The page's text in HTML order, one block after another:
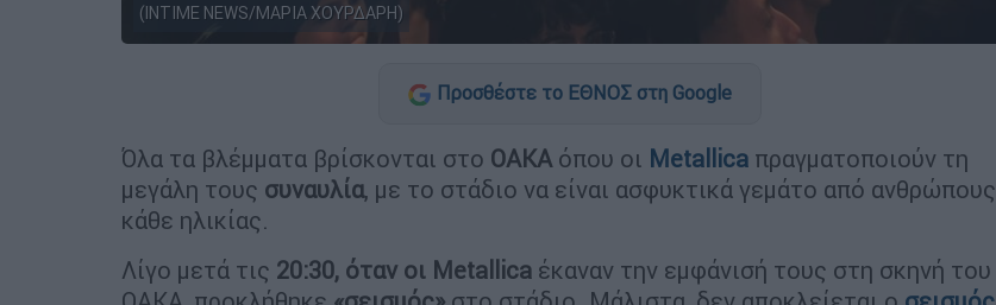
(INTIME NEWS/ΜΑΡΙΑ ΧΟΥΡΔΑΡΗ)
Προσθέστε το ΕΘΝΟΣ στη Google
Όλα τα βλέμματα βρίσκονται στο ΟΑΚΑ όπου οι Metallica πραγματοποιούν τη
μεγάλη τους συναυλία, με το στάδιο να είναι ασφυκτικά γεμάτο από ανθρώπους
κάθε ηλικίας.
Λίγο μετά τις 20:30, όταν οι Metallica έκαναν την εμφάνισή τους στη σκηνή του